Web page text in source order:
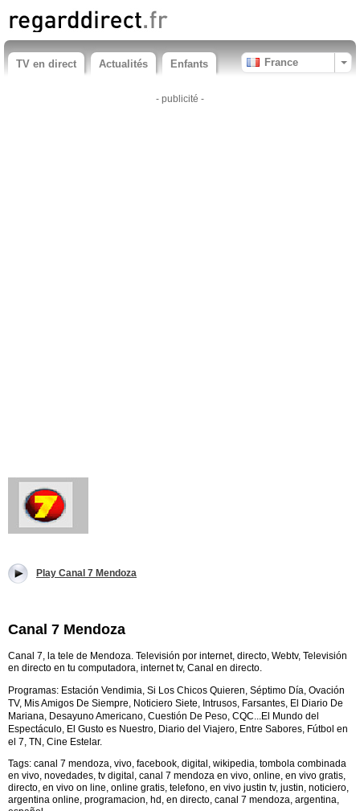
TV en direct Actualités Enfants France
- publicité -
Play Canal 7 Mendoza
Canal 7 Mendoza
Canal 7, la tele de Mendoza. Televisión por internet, directo, Webtv, Televisión
en directo en tu computadora, internet tv, Canal en directo.
Programas: Estación Vendimia, Si Los Chicos Quieren, Séptimo Día, Ovación
TV, Mis Amigos De Siempre, Noticiero Siete, Intrusos, Farsantes, El Diario De
Mariana, Desayuno Americano, Cuestión De Peso, CQC...El Mundo del
Espectáculo, El Gusto es Nuestro, Diario del Viajero, Entre Sabores, Fútbol en
el 7, TN, Cine Estelar.
Tags: canal 7 mendoza, vivo, facebook, digital, wikipedia, tombola combinada
en vivo, novedades, tv digital, canal 7 mendoza en vivo, online, en vivo gratis,
directo, en vivo on line, online gratis, telefono, en vivo justin tv, justin, noticiero,
argentina online, programacion, hd, en directo, canal 7 mendoza, argentina,